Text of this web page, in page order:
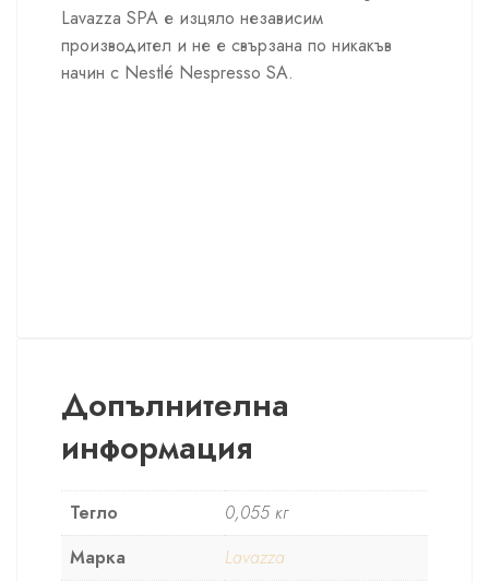
Lavazza SPA е изцяло независим
производител и не е свързана по никакъв
начин с Nestlé Nespresso SA.
Допълнителна
информация
Тегло
0,055 кг
Марка
Lavazza